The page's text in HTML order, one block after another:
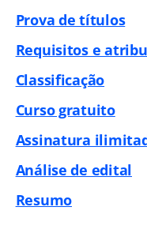
Prova de títulos
Requisitos e
Classificação
Curso gratuito
Assinatura
Análise de edital
Resumo